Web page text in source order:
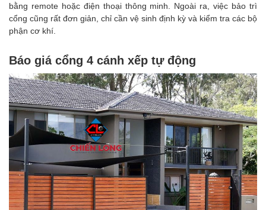
bằng remote hoặc điện thoại thông minh. Ngoài ra, việc bảo trì
cổng cũng rất đơn giản, chỉ cần vệ sinh định kỳ và kiểm tra các bộ
phận cơ khí.
Báo giá cổng 4 cánh xếp tự động